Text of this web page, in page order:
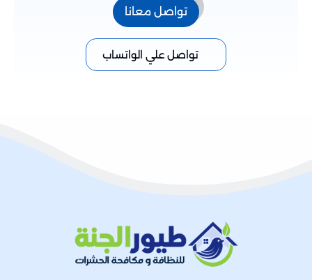
تواصل معانا
تواصل علي الواتساب